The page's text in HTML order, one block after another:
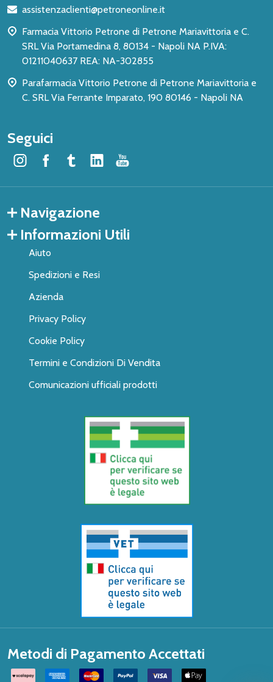
pagina
assistenzaclienti@petroneonline.it
Farmacia Vittorio Petrone di Petrone Mariavittoria e C.
SRL Via Portamedina 8, 80134 - Napoli NA P.IVA:
01211040637 REA: NA-302855
Parafarmacia Vittorio Petrone di Petrone Mariavittoria e
C. SRL Via Ferrante Imparato, 190 80146 - Napoli NA
Seguici
Navigazione
Informazioni Utili
Aiuto
Spedizioni e Resi
Azienda
Privacy Policy
Cookie Policy
Termini e Condizioni Di Vendita
Comunicazioni ufficiali prodotti
Metodi di Pagamento Accettati